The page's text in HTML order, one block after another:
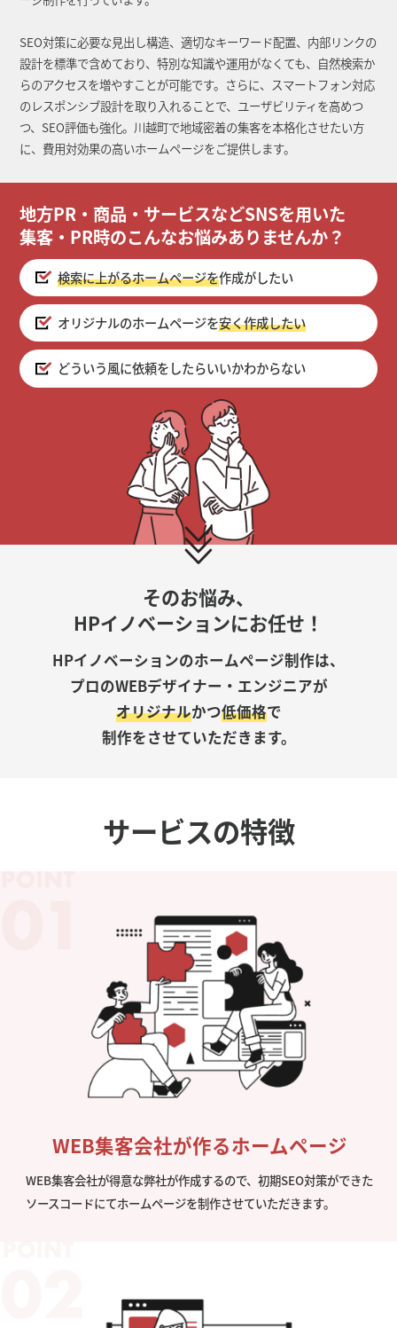
SEO対策に必要な見出し構造、適切なキーワード配置、内部リンクの
設計を標準で含めており、特別な知識や運用がなくても、自然検索か
らのアクセスを増やすことが可能です。さらに、スマートフォン対応
のレスポンシブ設計を取り入れることで、ユーザビリティを高めつ
つ、SEO評価も強化。川越町で地域密着の集客を本格化させたい方
に、費用対効果の高いホームページをご提供します。
地方PR・商品・サービスなどSNSを用いた
集客・PR時のこんなお悩みありませんか？
検索に上がるホームページを作成がしたい
オリジナルのホームページを安く作成したい
どういう風に依頼をしたらいいかわからない
そのお悩み、
HPイノベーションにお任せ！
HPイノベーションのホームページ制作は、
プロのWEBデザイナー・エンジニアが
オリジナルかつ低価格で
制作をさせていただきます。
サービスの特徴
WEB集客会社が作るホームページ
WEB集客会社が得意な弊社が作成するので、初期SEO対策ができた
ソースコードにてホームページを制作させていただきます。